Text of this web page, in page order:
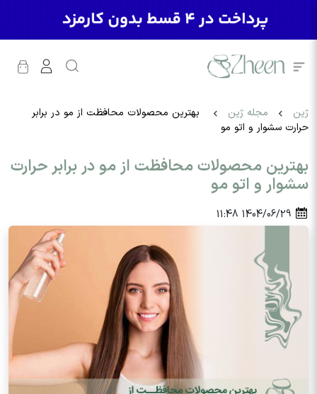
ژین مجله ژین
بهترین محصولات محافظت از مو در برابر
حرارت سشوار و اتو مو
بهترین محصولات محافظت از مو در برابر حرارت
سشوار و اتو مو
1404/06/29
11:48